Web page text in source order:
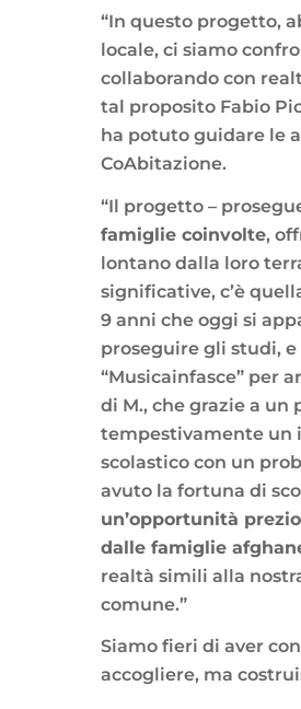
“In questo progetto,
locale, ci siamo
collaborando con
tal proposito Fabio
ha potuto guidare le
CoAbitazione.
“Il progetto –
famiglie coinvolte,
lontano dalla loro
significative, c’è
9 anni che oggi si
proseguire gli studi,
“Musicainfasce” per
di M., che grazie a
tempestivamente un
scolastico con un
avuto la fortuna di
un’opportunità
dalle famiglie
realtà simili alla
comune.”
Siamo fieri di aver
accogliere, ma